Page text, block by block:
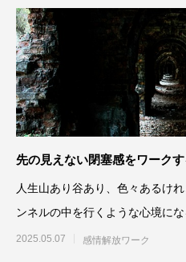
先の見えない閉塞感をワークす
人生山あり谷あり、色々あるけ
ンネルの中を行くような心境に
間、先が見えてい
2025.05.07 感情解放ワーク